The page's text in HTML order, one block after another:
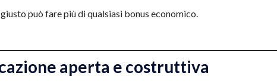
può fare più di qualsiasi bonus economico.
aperta e costruttiva